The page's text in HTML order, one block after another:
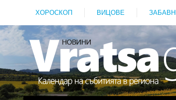
ХОРОСКОП ВИЦОВЕ